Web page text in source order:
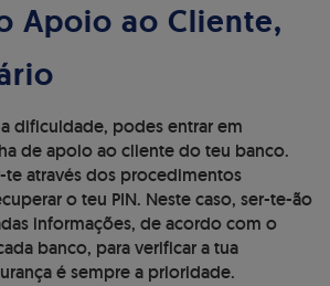
Apoio ao Cliente,
dificuldade, podes entrar em
de apoio ao cliente do teu banco.
te através dos procedimentos
o teu PIN. Neste caso, ser-te-ão
informações, de acordo com o
banco, para verificar a tua
é sempre a prioridade.